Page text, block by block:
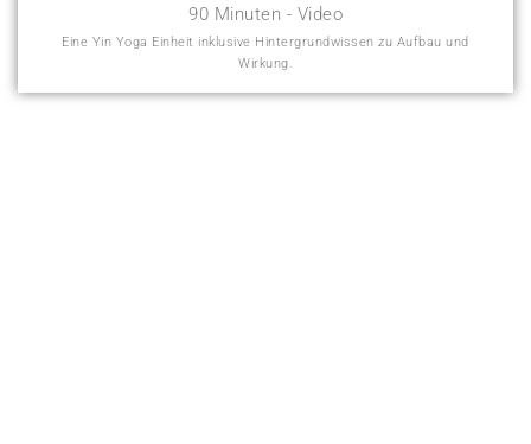
90 Minuten - Video
Eine Yin Yoga Einheit inklusive Hintergrundwissen zu Aufbau und
Wirkung.